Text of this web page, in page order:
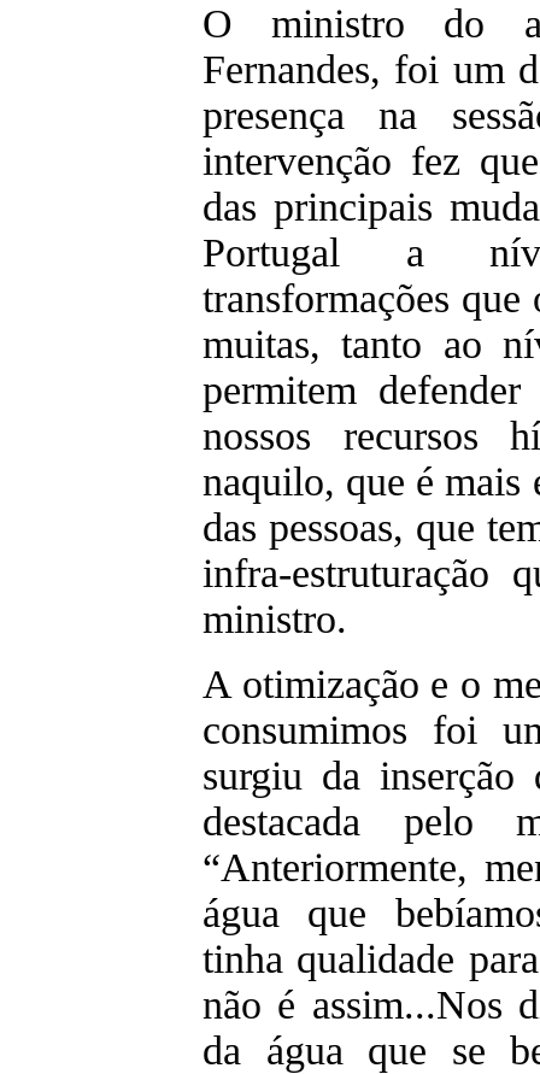
O ministro do
Fernandes, foi um
presença na
intervenção fez
das principais
Portugal a
transformações
muitas, tanto ao
permitem
nossos recursos
naquilo, que é mais
das pessoas, que
infra-estruturação
ministro.
A otimização e o
consumimos foi
surgiu da inserção
destacada pelo
“Anteriormente,
água que
tinha qualidade
não é assim...Nos
da água que se